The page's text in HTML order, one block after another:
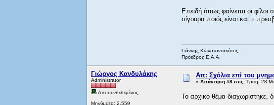
Επειδή όπως φαίνεται οι
σίγουρα ποιός είναι και τι
Γιάννης Κωνσταντακάτος
Πρόεδρος Ε.Α.Α.
Γιώργος Κανδυλάκης
Administrator
Αποσυνδεδεμένος
Μηνύματα: 2.559
Απ: Σχόλια επί του
« Απάντηση #8 στις: Τρίτη, 28
Το αρχικό θέμα διαχωρίστηκε,